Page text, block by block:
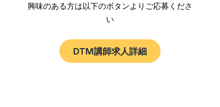
興味のある方は以下のボタンよりご応募くださ
い
DTM講師求人詳細